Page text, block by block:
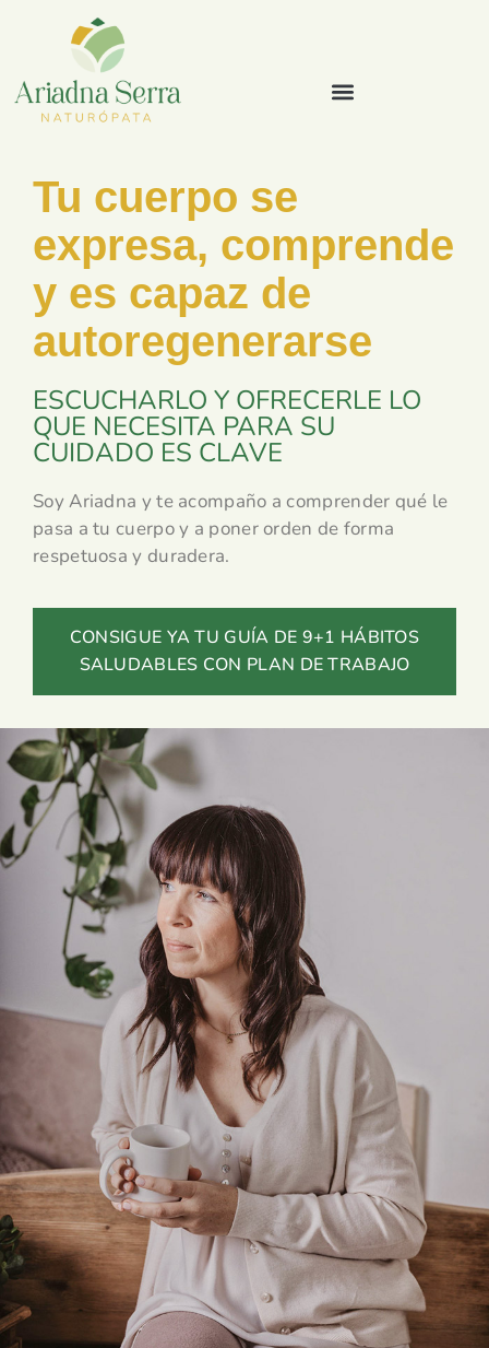
Tu cuerpo se
expresa, comprende
y es capaz de
autoregenerarse
ESCUCHARLO Y OFRECERLE LO
QUE NECESITA PARA SU
CUIDADO ES CLAVE
Soy Ariadna y te acompaño a comprender qué le
pasa a tu cuerpo y a poner orden de forma
respetuosa y duradera.
CONSIGUE YA TU GUÍA DE 9+1 HÁBITOS
SALUDABLES CON PLAN DE TRABAJO